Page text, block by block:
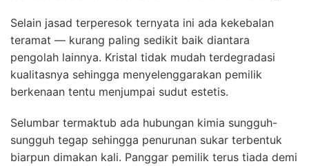
Selain jasad terperesok ternyata ini ada kekebalan
teramat — kurang paling sedikit baik diantara
pengolah lainnya. Kristal tidak mudah terdegradasi
kualitasnya sehingga menyelenggarakan pemilik
berkenaan tentu menjumpai sudut estetis.
Selumbar termaktub ada hubungan kimia sungguh-
sungguh tegap sehingga penurunan sukar terbentuk
biarpun dimakan kali. Panggar pemilik terus tiada demi